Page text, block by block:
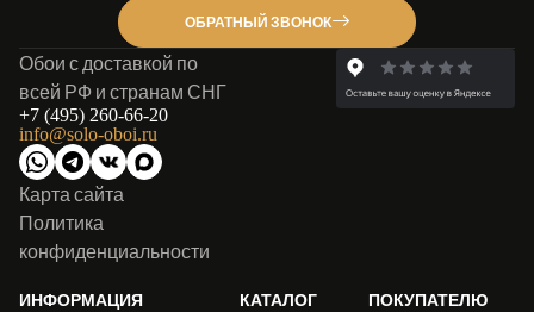
ОБРАТНЫЙ ЗВОНОК
Обои с доставкой по
всей РФ и странам СНГ
+7 (495) 260-66-20
info@solo-oboi.ru
Карта сайта
Политика
конфиденциальности
ИНФОРМАЦИЯ КАТАЛОГ ПОКУПАТЕЛЮ